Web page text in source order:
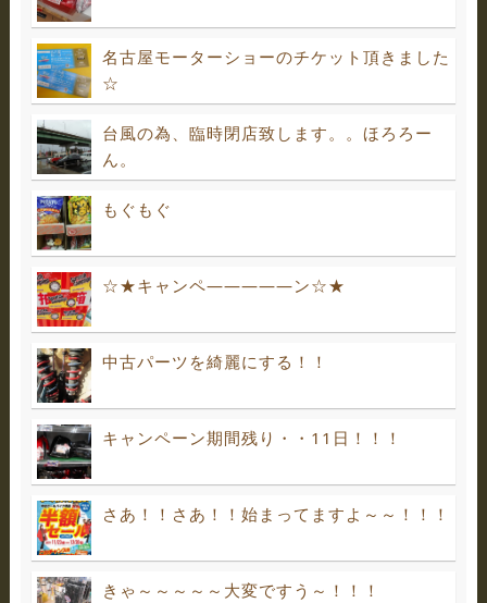
名古屋モーターショーのチケット頂きました
☆
台風の為、臨時閉店致します。。ほろろー
ん。
もぐもぐ
☆★キャンペ―――――ン☆★
中古パーツを綺麗にする！！
キャンペーン期間残り・・11日！！！
さあ！！さあ！！始まってますよ～～！！！
きゃ～～～～～大変ですう～！！！